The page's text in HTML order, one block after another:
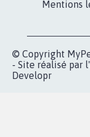
Mobilisation
Accompagnement